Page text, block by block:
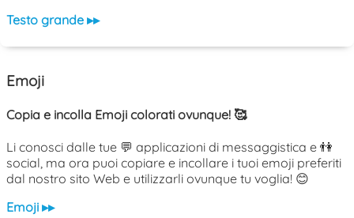
Testo grande ▸▸
Emoji
Copia e incolla Emoji colorati ovunque! 🥰
Li conosci dalle tue 💬 applicazioni di messaggistica e 👫
social, ma ora puoi copiare e incollare i tuoi emoji preferiti
dal nostro sito Web e utilizzarli ovunque tu voglia! 😊
Emoji ▸▸